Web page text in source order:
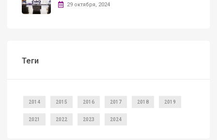
29 октября, 2024
Теги
2014 2015 2016 2017 2018 2019
2021 2022 2023 2024